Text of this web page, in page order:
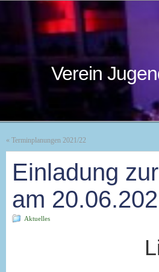
Verein
« Terminplanungen 2021/22
Einladung
am
Aktuelles
Liebe